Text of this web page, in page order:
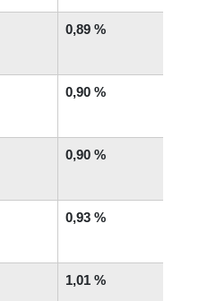
0,89 %
0,90 %
0,90 %
0,93 %
1,01 %